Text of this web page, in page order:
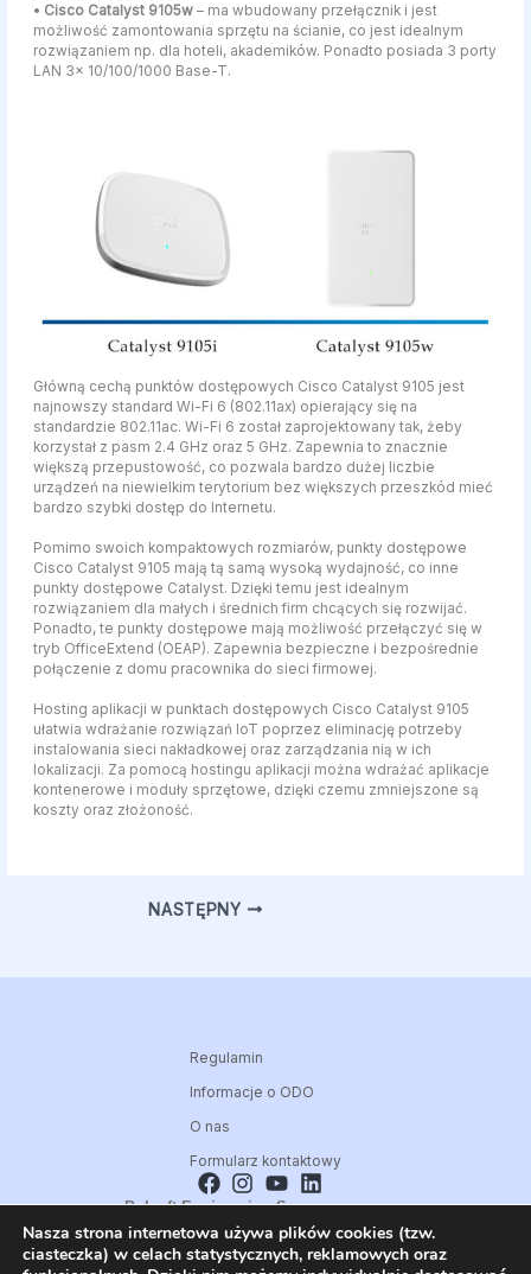
• Cisco Catalyst 9105w– ma wbudowany przełącznik i jest
możliwość zamontowania sprzętu na ścianie, co jest idealnym
rozwiązaniem np. dla hoteli, akademików. Ponadto posiada 3 porty
LAN 3x 10/100/1000 Base-T.
Główną cechą punktów dostępowych Cisco Catalyst 9105 jest
najnowszy standard Wi-Fi 6 (802.11ax) opierający się na
standardzie 802.11ac. Wi-Fi 6 został zaprojektowany tak, żeby
korzystał z pasm 2.4 GHz oraz 5 GHz. Zapewnia to znacznie
większą przepustowość, co pozwala bardzo dużej liczbie
urządzeń na niewielkim terytorium bez większych przeszkód mieć
bardzo szybki dostęp do Internetu.
Pomimo swoich kompaktowych rozmiarów, punkty dostępowe
Cisco Catalyst 9105 mają tą samą wysoką wydajność, co inne
punkty dostępowe Catalyst. Dzięki temu jest idealnym
rozwiązaniem dla małych i średnich firm chcących się rozwijać.
Ponadto, te punkty dostępowe mają możliwość przełączyć się w
tryb OfficeExtend (OEAP). Zapewnia bezpieczne i bezpośrednie
połączenie z domu pracownika do sieci firmowej.
Hosting aplikacji w punktach dostępowych Cisco Catalyst 9105
ułatwia wdrażanie rozwiązań IoT poprzez eliminację potrzeby
instalowania sieci nakładkowej oraz zarządzania nią w ich
lokalizacji. Za pomocą hostingu aplikacji można wdrażać aplikacje
kontenerowe i moduły sprzętowe, dzięki czemu zmniejszone są
koszty oraz złożoność.
NASTĘPNY
Regulamin
Informacje o ODO
O nas
Formularz kontaktowy
Polsoft Engineering Sp. z o.o.
ul. 73 Pułku Piechoty 1, 40-467 Katowice
Skontaktuj się z nami:
Nasza strona internetowa używa plików cookies (tzw.
ciasteczka) w celach statystycznych, reklamowych oraz